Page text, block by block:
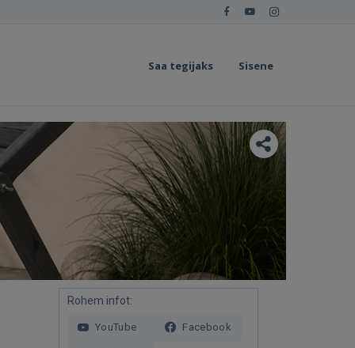
Saa tegijaks Sisene
Rohem infot:
YouTube Facebook